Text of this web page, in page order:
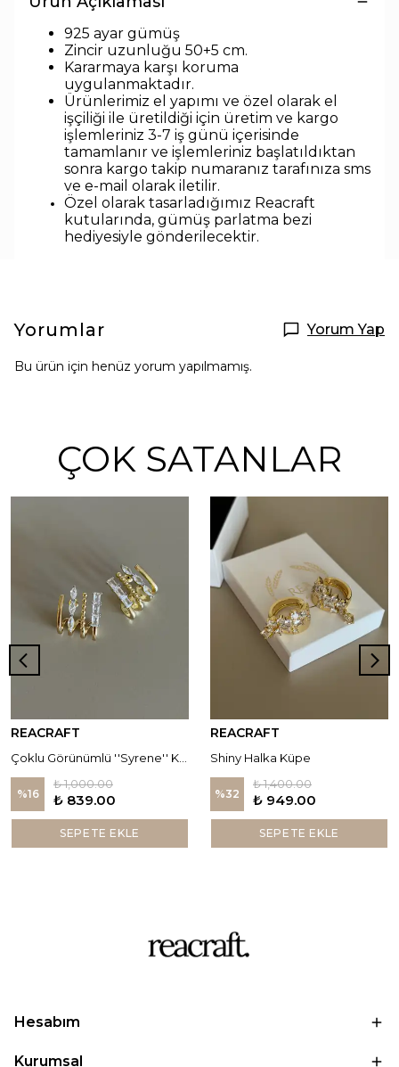
925 ayar gümüş
Zincir uzunluğu 50+5 cm.
Kararmaya karşı koruma
uygulanmaktadır.
Ürünlerimiz el yapımı ve özel olarak el
işçiliği ile üretildiği için üretim ve kargo
işlemleriniz 3-7 iş günü içerisinde
tamamlanır ve işlemleriniz başlatıldıktan
sonra kargo takip numaranız tarafınıza sms
ve e-mail olarak iletilir.
Özel olarak tasarladığımız Reacraft
kutularında, gümüş parlatma bezi
hediyesiyle gönderilecektir.
Yorumlar Yorum Yap
Bu ürün için henüz yorum yapılmamış.
ÇOK SATANLAR
REACRAFT
%16
₺ 1,000.00
₺ 839.00
SEPETE EKLE
REACRAFT
Shiny Halka Küpe
%32
₺ 1,400.00
₺ 949.00
SEPETE EKLE
Hesabım
Kurumsal